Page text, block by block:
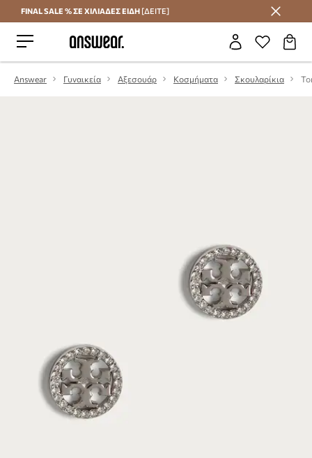
Εξοικονομήστε με το Answear Club
FINAL SALE % ΣΕ ΧΙΛΙΑΔΕΣ ΕΙΔΗ [ΔΕΙΤΕ]
Answear Γυναικεία Αξεσουάρ Κοσμήματα Σκουλαρίκια